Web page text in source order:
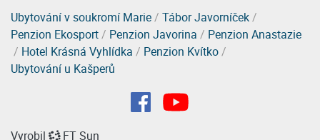
Ubytování v soukromí Marie/ Tábor Javorníček/
Penzion Ekosport/ Penzion Javorina / Penzion Anastazie
/ Hotel Krásná Vyhlídka / Penzion Kvítko/
Ubytování u Kašperů
Vyrobil FT Sun